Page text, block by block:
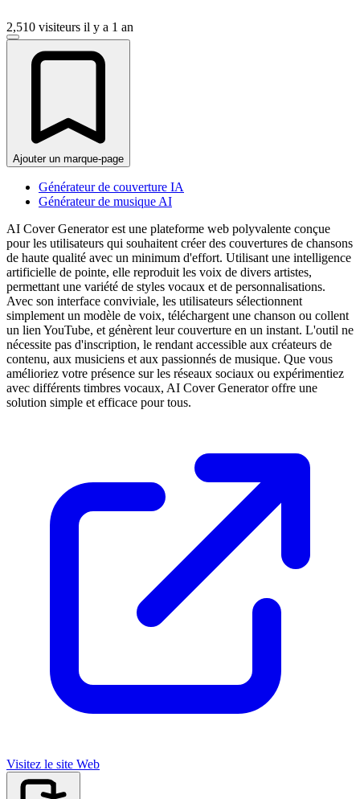
2,510 visiteurs il y a 1 an
Ajouter un marque-page
Générateur de couverture IA
Générateur de musique AI
AI Cover Generator est une plateforme web polyvalente conçue
pour les utilisateurs qui souhaitent créer des couvertures de chansons
de haute qualité avec un minimum d'effort. Utilisant une intelligence
artificielle de pointe, elle reproduit les voix de divers artistes,
permettant une variété de styles vocaux et de personnalisations.
Avec son interface conviviale, les utilisateurs sélectionnent
simplement un modèle de voix, téléchargent une chanson ou collent
un lien YouTube, et génèrent leur couverture en un instant. L'outil ne
nécessite pas d'inscription, le rendant accessible aux créateurs de
contenu, aux musiciens et aux passionnés de musique. Que vous
amélioriez votre présence sur les réseaux sociaux ou expérimentiez
avec différents timbres vocaux, AI Cover Generator offre une
solution simple et efficace pour tous.
Visitez le site Web